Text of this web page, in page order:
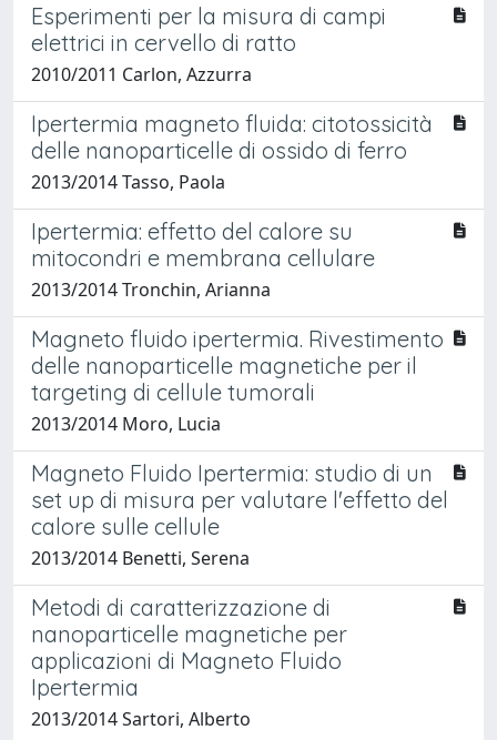
Esperimenti per la misura di campi
elettrici in cervello di ratto
2010/2011 Carlon, Azzurra
Ipertermia magneto fluida: citotossicità
delle nanoparticelle di ossido di ferro
2013/2014 Tasso, Paola
Ipertermia: effetto del calore su
mitocondri e membrana cellulare
2013/2014 Tronchin, Arianna
Magneto fluido ipertermia. Rivestimento
delle nanoparticelle magnetiche per il
targeting di cellule tumorali
2013/2014 Moro, Lucia
Magneto Fluido Ipertermia: studio di un
set up di misura per valutare l'effetto del
calore sulle cellule
2013/2014 Benetti, Serena
Metodi di caratterizzazione di
nanoparticelle magnetiche per
applicazioni di Magneto Fluido
Ipertermia
2013/2014 Sartori, Alberto